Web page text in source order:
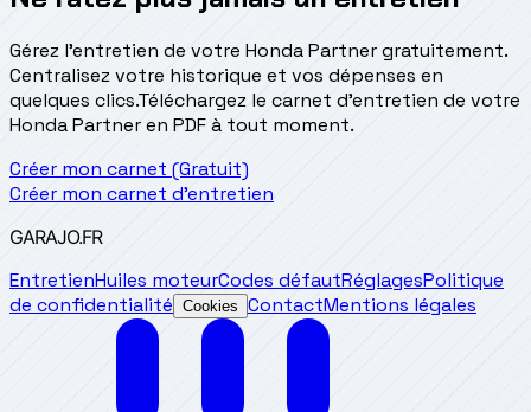
Gérez l'entretien de votre Honda Partner gratuitement.
Centralisez votre historique et vos dépenses en
quelques clics.Téléchargez le carnet d'entretien de votre
Honda Partner en PDF à tout moment.
Créer mon carnet (Gratuit)
Créer mon carnet d'entretien
GARAJO.FR
EntretienHuiles moteurCodes défautRéglagesPolitique
de confidentialité Cookies ContactMentions légales